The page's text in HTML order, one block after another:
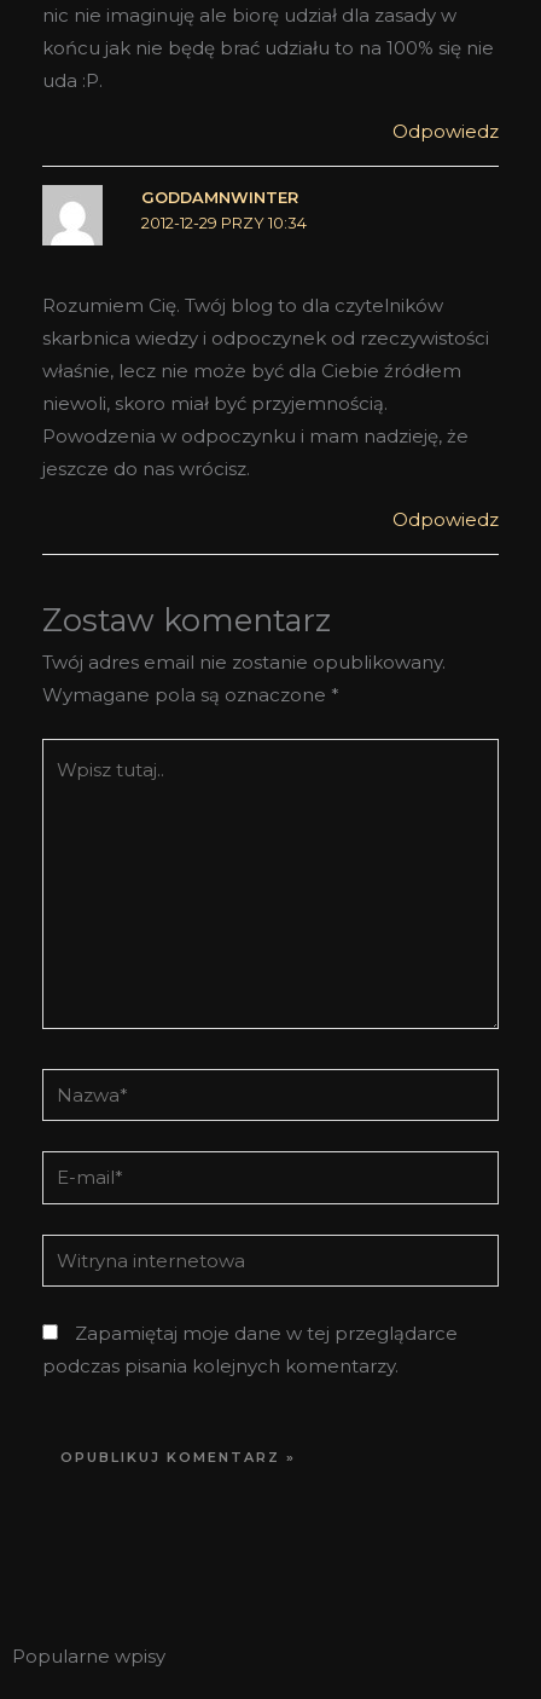
nic nie imaginuję ale biorę udział dla zasady w
końcu jak nie będę brać udziału to na 100% się nie
uda :P.
Odpowiedz
GODDAMNWINTER
2012-12-29 PRZY 10:34
Rozumiem Cię. Twój blog to dla czytelników
skarbnica wiedzy i odpoczynek od rzeczywistości
właśnie, lecz nie może być dla Ciebie źródłem
niewoli, skoro miał być przyjemnością.
Powodzenia w odpoczynku i mam nadzieję, że
jeszcze do nas wrócisz.
Odpowiedz
Zostaw komentarz
Twój adres email nie zostanie opublikowany.
Wymagane pola są oznaczone *
tutaj..
Nazwa*
E-
mail*
Witryna
internetowa
Zapamiętaj moje dane w tej przeglądarce
podczas pisania kolejnych komentarzy.
Popularne wpisy